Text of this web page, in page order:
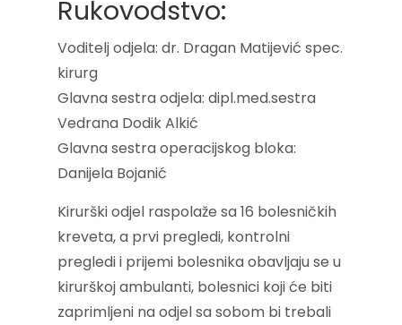
Rukovodstvo:
Voditelj odjela: dr. Dragan Matijević spec.
kirurg
Glavna sestra odjela: dipl.med.sestra
Vedrana Dodik Alkić
Glavna sestra operacijskog bloka:
Danijela Bojanić
Kirurški odjel raspolaže sa 16 bolesničkih
kreveta, a prvi pregledi, kontrolni
pregledi i prijemi bolesnika obavljaju se u
kirurškoj ambulanti, bolesnici koji će biti
zaprimljeni na odjel sa sobom bi trebali